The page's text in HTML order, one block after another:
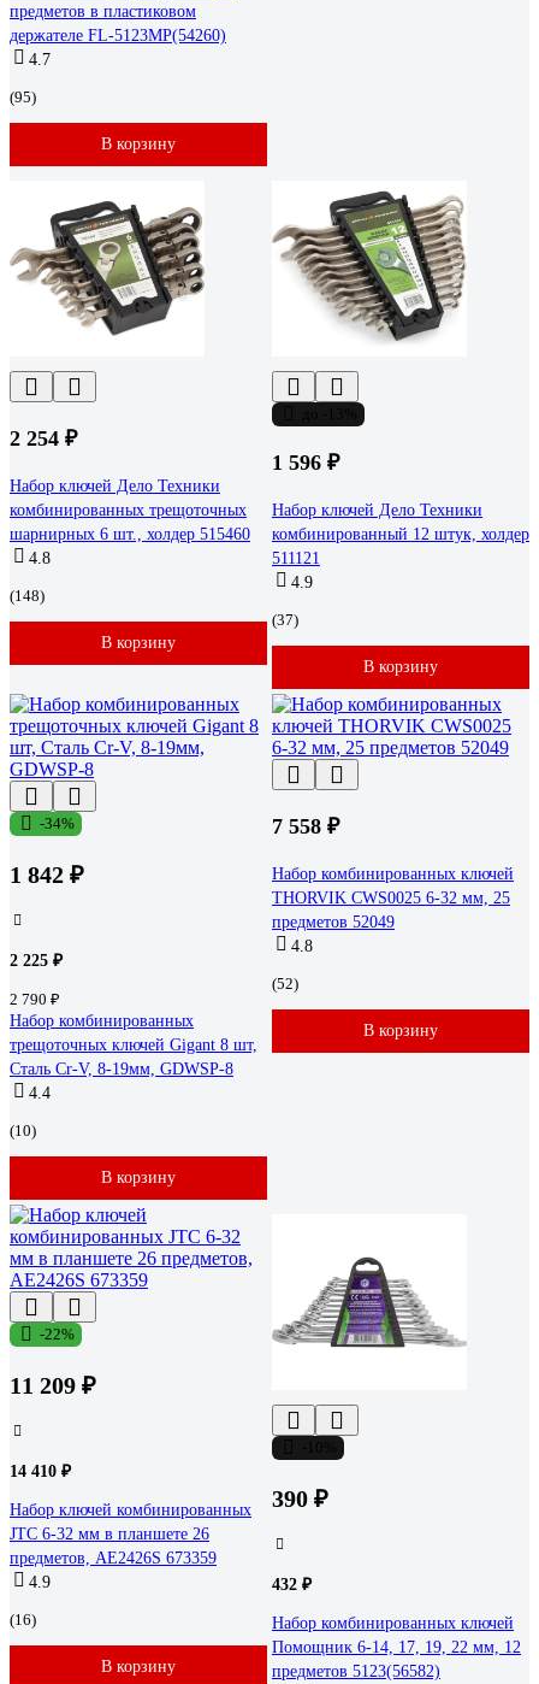
предметов в пластиковом
держателе FL-5123MP(54260)
4.7
(95)
В корзину
2 254 ₽
Набор ключей Дело Техники
комбинированных трещоточных
шарнирных 6 шт., холдер 515460
4.8
(148)
В корзину
1 596 ₽
Набор ключей Дело Техники
комбинированный 12 штук, холдер
511121
4.9
(37)
В корзину
-34%
1 842 ₽
2 225 ₽
2 790 ₽
Набор комбинированных
трещоточных ключей Gigant 8 шт,
Сталь Cr-V, 8-19мм, GDWSP-8
4.4
(10)
В корзину
7 558 ₽
Набор комбинированных ключей
THORVIK CWS0025 6-32 мм, 25
предметов 52049
4.8
(52)
В корзину
-22%
11 209 ₽
14 410 ₽
Набор ключей комбинированных
JTC 6-32 мм в планшете 26
предметов, AE2426S 673359
4.9
(16)
В корзину
390 ₽
432 ₽
Набор комбинированных ключей
Помощник 6-14, 17, 19, 22 мм, 12
предметов 5123(56582)